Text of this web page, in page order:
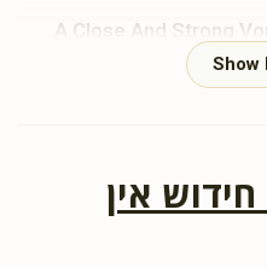
A Close And Strong
אפפעל ומשפחתו, הרה"ג רבי
ר' דוד אריה אויש ומשפחתו,
הרים. ולכבוד המוסד הק׳
אין